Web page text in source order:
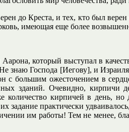
до Креста, и тех, кто был
имеющая еще более
который выступал в
знаю Господа [Иегову], и
с большим ожесточением в
зданий. Очевидно, кирпичи
количество кирпичей в день,
задание практически
им работы! Тем не менее,